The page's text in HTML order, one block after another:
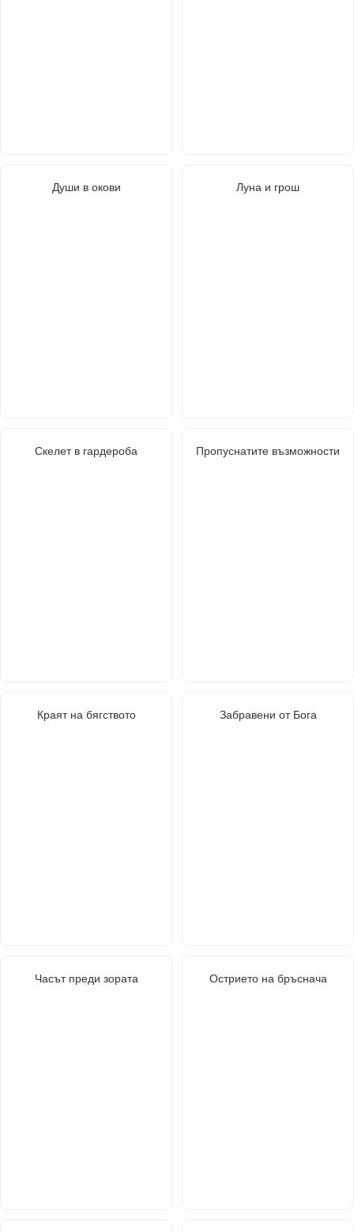
Души в окови Луна и грош
Скелет в гардероба Пропуснатите възможности
Краят на бягството Забравени от Бога
Часът преди зората Острието на бръснача